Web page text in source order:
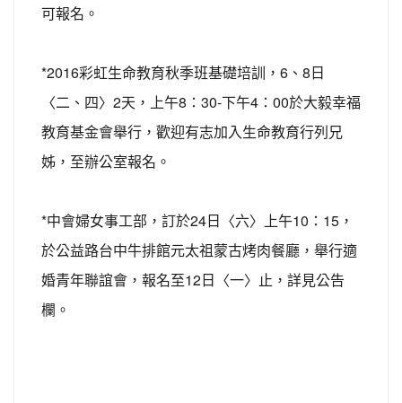
可報名。
*2016彩虹生命教育秋季班基礎培訓，6、8日
〈二、四〉2天，上午8：30-下午4：00於大毅幸福
教育基金會舉行，歡迎有志加入生命教育行列兄
姊，至辦公室報名。
*中會婦女事工部，訂於24日〈六〉上午10：15，
於公益路台中牛排館元太祖蒙古烤肉餐廳，舉行適
婚青年聯誼會，報名至12日〈一〉止，詳見公告
欄。